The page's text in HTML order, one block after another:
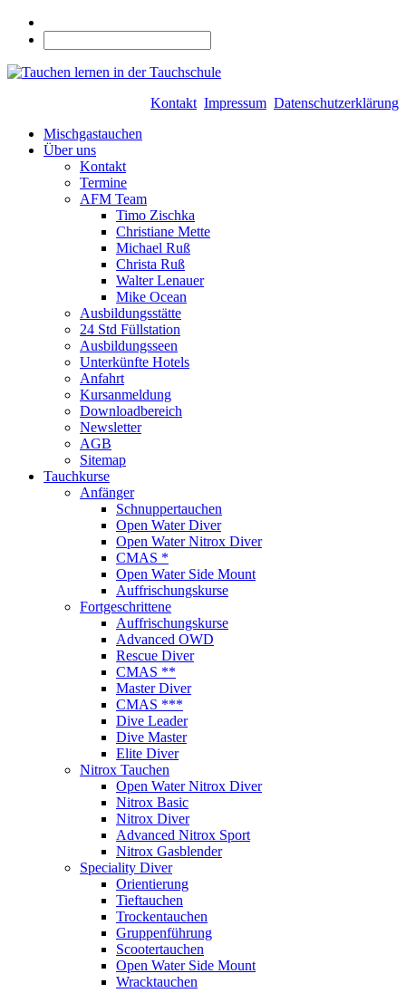
Kontakt Impressum Datenschutzerklärung
Mischgastauchen
Über uns
Kontakt
Termine
AFM Team
Timo Zischka
Christiane Mette
Michael Ruß
Christa Ruß
Walter Lenauer
Mike Ocean
Ausbildungsstätte
24 Std Füllstation
Ausbildungsseen
Unterkünfte Hotels
Anfahrt
Kursanmeldung
Downloadbereich
Newsletter
AGB
Sitemap
Tauchkurse
Anfänger
Schnuppertauchen
Open Water Diver
Open Water Nitrox Diver
CMAS *
Open Water Side Mount
Auffrischungskurse
Fortgeschrittene
Auffrischungskurse
Advanced OWD
Rescue Diver
CMAS **
Master Diver
CMAS ***
Dive Leader
Dive Master
Elite Diver
Nitrox Tauchen
Open Water Nitrox Diver
Nitrox Basic
Nitrox Diver
Advanced Nitrox Sport
Nitrox Gasblender
Speciality Diver
Orientierung
Tieftauchen
Trockentauchen
Gruppenführung
Scootertauchen
Open Water Side Mount
Wracktauchen